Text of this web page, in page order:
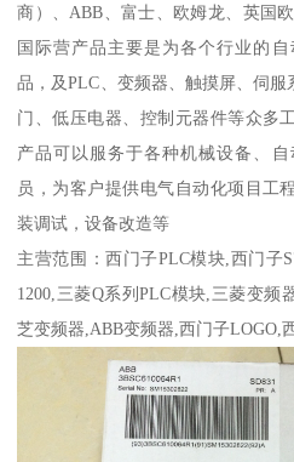
商）、ABB、富士、欧姆龙、英国
国际营产品主要是为各个行业的
品，及PLC、变频器、触摸屏、伺
门、低压电器、控制元器件等众多
产品可以服务于各种机械设备、
员，为客户提供电气自动化项目工
装调试，设备改造等
主营范围：西门子PLC模块,西门子
1200,三菱Q系列PLC模块,三菱变
芝变频器,ABB变频器,西门子LOGO,